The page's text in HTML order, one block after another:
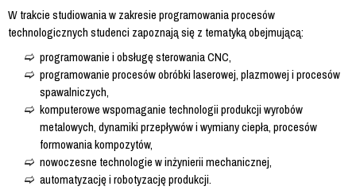
W trakcie studiowania w zakresie programowania procesów
technologicznych studenci zapoznają się z tematyką obejmującą:
programowanie i obsługę sterowania CNC,
programowanie procesów obróbki laserowej, plazmowej i procesów
spawalniczych,
komputerowe wspomaganie technologii produkcji wyrobów
metalowych, dynamiki przepływów i wymiany ciepła, procesów
formowania kompozytów,
nowoczesne technologie w inżynierii mechanicznej,
automatyzację i robotyzację produkcji.